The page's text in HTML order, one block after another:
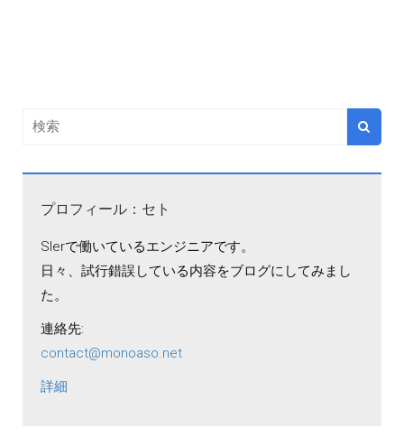
プロフィール：セト
SIerで働いているエンジニアです。
日々、試行錯誤している内容をブログにしてみまし
た。
連絡先:
contact@monoaso.net
詳細